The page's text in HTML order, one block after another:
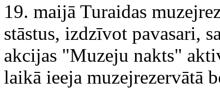
19. maijā Turaidas
stāstus, izdzīvot pavasari,
akcijas "Muzeju nakts"
laikā ieeja muzejrezervātā